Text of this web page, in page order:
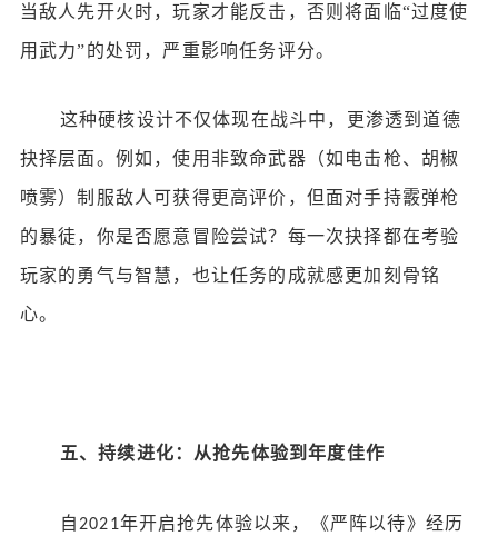
当敌人先开火时，玩家才能反击，否则将面临“过度使
用武力”的处罚，严重影响任务评分。
这种硬核设计不仅体现在战斗中，更渗透到道德
抉择层面。例如，使用非致命武器（如电击枪、胡椒
喷雾）制服敌人可获得更高评价，但面对手持霰弹枪
的暴徒，你是否愿意冒险尝试？每一次抉择都在考验
玩家的勇气与智慧，也让任务的成就感更加刻骨铭
心。
五、持续进化：从抢先体验到年度佳作
自2021年开启抢先体验以来，《严阵以待》经历